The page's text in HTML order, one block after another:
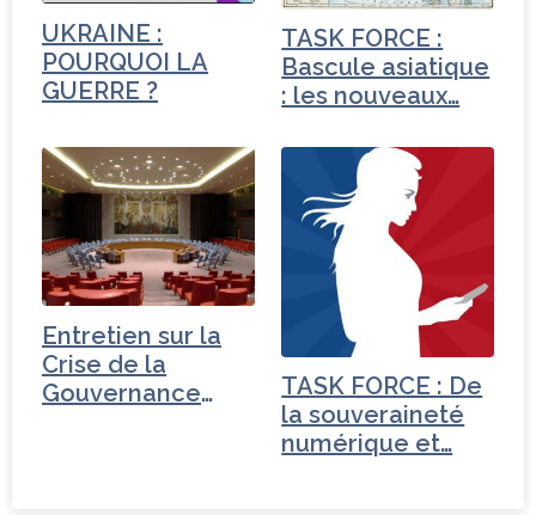
UKRAINE :
POURQUOI LA
GUERRE ?
TASK FORCE :
Bascule asiatique
: les nouveaux…
Entretien sur la
Crise de la
Gouvernance
TASK FORCE : De
la souveraineté
numérique et…